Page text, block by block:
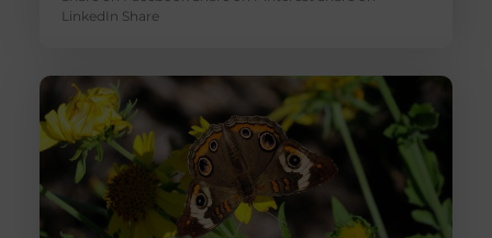
LinkedIn Share